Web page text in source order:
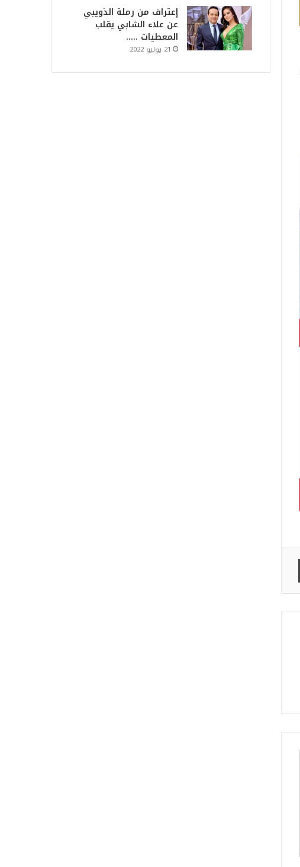
طباعة
إعتراف من رملة الذويبي
عن علاء الشابي يقلب
المعطيات …..
21 يوليو 2022